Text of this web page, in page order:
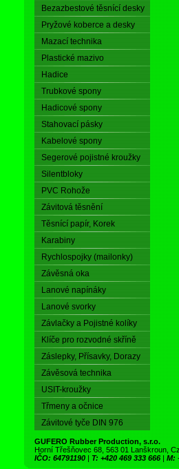
Bezazbestové těsnící desky
Pryžové koberce a desky
Mazací technika
Plastické mazivo
Hadice
Trubkové spony
Hadicové spony
Stahovací pásky
Kabelové spony
Segerové pojistné kroužky
Silentbloky
PVC Rohože
Závitová těsnění
Těsnící papír, Korek
Karabiny
Rychlospojky (mailonky)
Závěsná oka
Lanové napínáky
Lanové svorky
Závlačky a Pojistné kolíky
Klíče pro rozvodné skříně
Záslepky, Přísavky, Dorazy
Závěsová technika
USIT-kroužky
Třmeny a očnice
Závitové tyče DIN 976
GUFERO Rubber Production, s.r.o.
Horní Třešňovec 68, 563 01 Lanškroun,
IČO: 64791190 | T: +420 469 333 666 | M: